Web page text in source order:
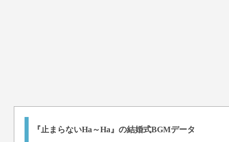
『止まらないHa～Ha』の結婚式BGMデータ